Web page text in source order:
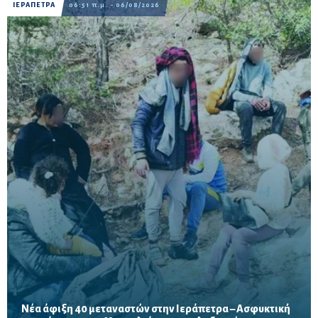
ΙΕΡΑΠΕΤΡΑ 06:51 π.μ. - 06/08/2026
Νέα άφιξη 40 μεταναστών στην Ιεράπετρα – Ασφυκτική
Δύο νέες αφίξεις σε λιγότερο από 24 ώρες αυξάνουν την πίεση